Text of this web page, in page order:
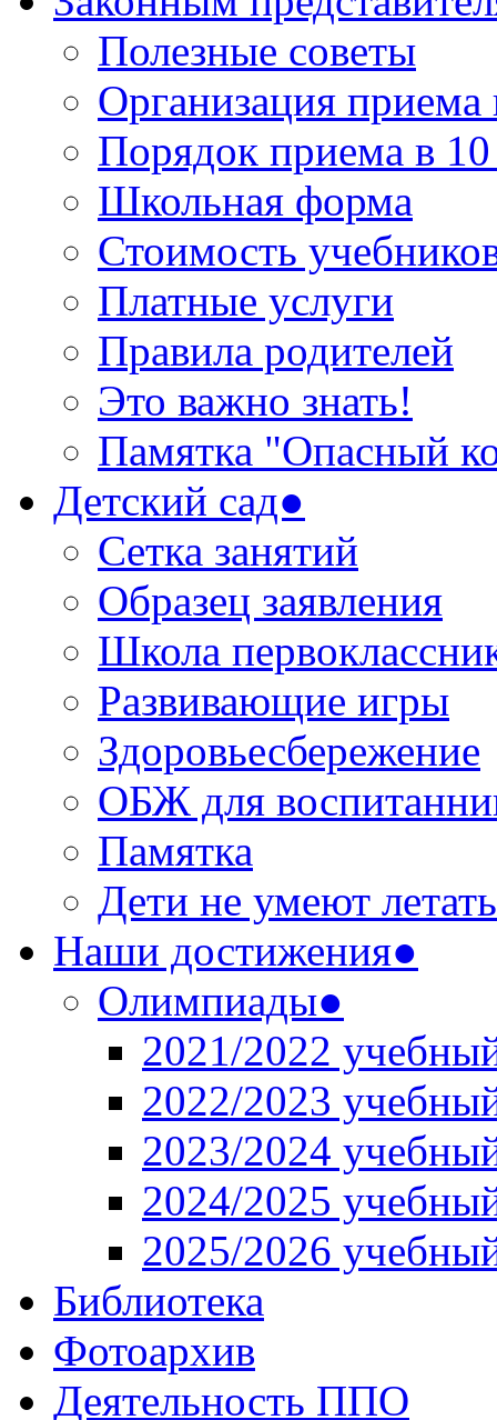
Полезные советы
Организация приема
Порядок приема в 10
Школьная форма
Стоимость
Платные услуги
Правила родителей
Это важно знать!
Памятка "Опасный
Детский сад●
Сетка занятий
Образец заявления
Школа
Развивающие игры
Здоровьесбережение
ОБЖ для
Памятка
Дети не умеют летать
Наши достижения●
Олимпиады●
2021/2022
2022/2023
2023/2024
2024/2025
2025/2026
Библиотека
Фотоархив
Деятельность ППО